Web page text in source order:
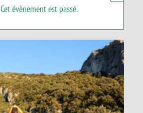
Cet évènement est passé.